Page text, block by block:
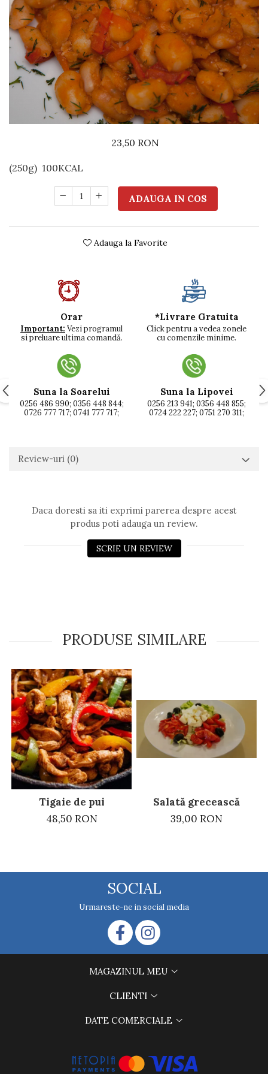
Preparate din vita
Preparate din peste
Garnituri
Salate
Sosuri
Desert
23,50 RON
(250g) 100KCAL
ADAUGA IN COS
Adauga la Favorite
Orar
Important: Vezi programul
si preluare ultima comandă.
*Livrare Gratuita
Click pentru a vedea zonele
cu comenzile minime.
Suna la Soarelui
0256 486 990; 0356 448 844;
0726 777 717; 0741 777 717;
Suna la Lipovei
0256 213 941; 0356 448 855;
0724 222 227; 0751 270 311;
Review-uri (0)
Daca doresti sa iti exprimi parerea despre acest
produs poti adauga un review.
SCRIE UN REVIEW
PRODUSE SIMILARE
Tigaie de pui
48,50 RON
Salată grecească
39,00 RON
SOCIAL
Urmareste-ne in social media
MAGAZINUL MEU
CLIENTI
DATE COMERCIALE